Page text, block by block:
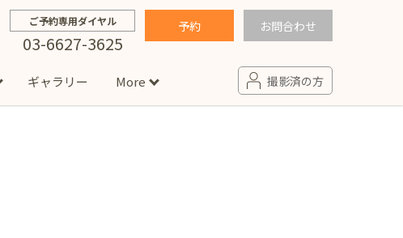
ご予約専用ダイヤル
03-6627-3625
予約 お問合わせ
ギャラリー More 撮影済の方